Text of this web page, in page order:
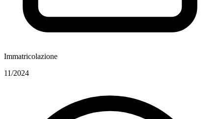
Immatricolazione
11/2024